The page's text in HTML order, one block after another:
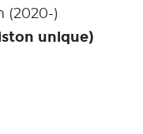
(2020-)
unique)